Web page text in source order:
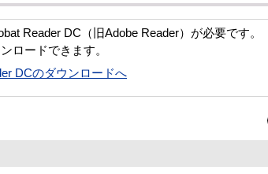
Reader DC（旧Adobe Reader）が必要です。
ロードできます。
DCのダウンロードへ